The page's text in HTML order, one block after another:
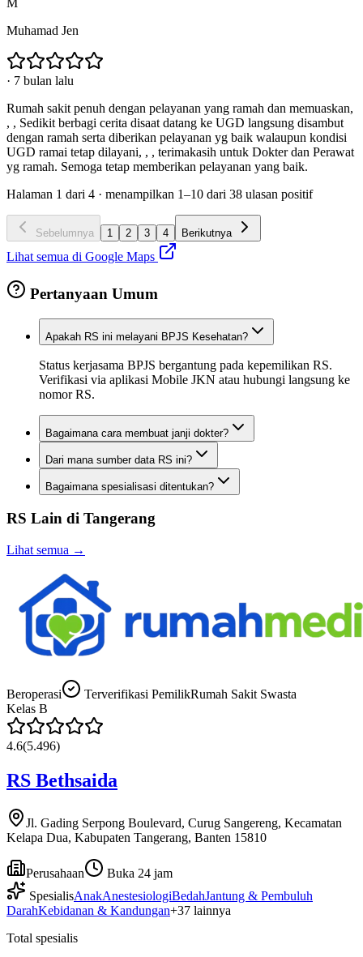
M
Muhamad Jen
· 7 bulan lalu
Rumah sakit penuh dengan pelayanan yang ramah dan memuaskan,
, , Sedikit berbagi cerita disaat datang ke UGD langsung disambut
dengan ramah serta diberikan pelayanan yg baik walaupun kondisi
UGD ramai tetap dilayani, , , terimakasih untuk Dokter dan Perawat
yg ramah. Semoga tetap memberikan pelayanan yang baik.
Halaman 1 dari 4 · menampilkan 1–10 dari 38 ulasan positif
Sebelumnya 1 2 3 4 Berikutnya
Lihat semua di Google Maps
Pertanyaan Umum
Apakah RS ini melayani BPJS Kesehatan?
Status kerjasama BPJS bergantung pada kepemilikan RS.
Verifikasi via aplikasi Mobile JKN atau hubungi langsung ke
nomor RS.
Bagaimana cara membuat janji dokter?
Dari mana sumber data RS ini?
Bagaimana spesialisasi ditentukan?
RS Lain di Tangerang
Lihat semua →
Beroperasi Terverifikasi PemilikRumah Sakit Swasta
Kelas B
4.6(5.496)
RS Bethsaida
Jl. Gading Serpong Boulevard, Curug Sangereng, Kecamatan
Kelapa Dua, Kabupaten Tangerang, Banten 15810
Perusahaan
Buka 24 jam
SpesialisAnakAnestesiologiBedahJantung & Pembuluh
DarahKebidanan & Kandungan+37 lainnya
Total spesialis